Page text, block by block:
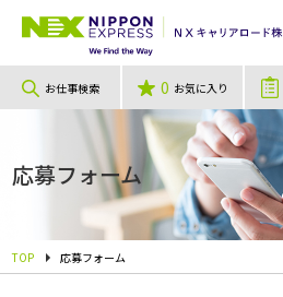
お仕事検索 0 お気に入り
応募フォーム
TOP 応募フォーム